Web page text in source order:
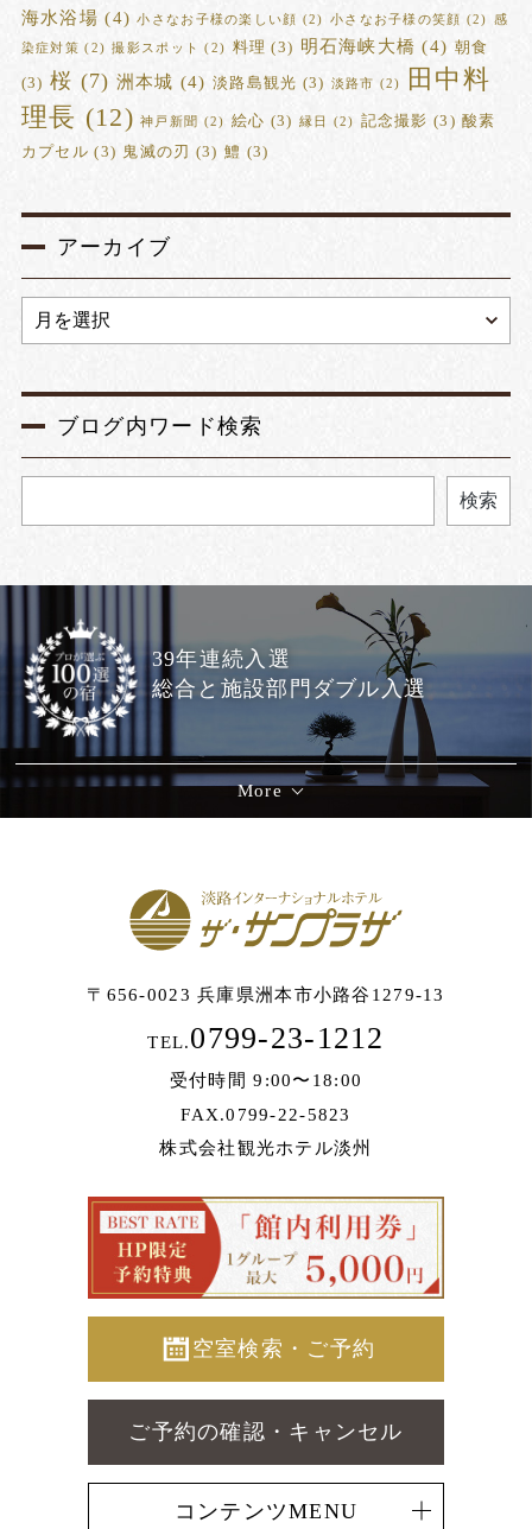
海水浴場 (4) 小さなお子様の楽しい顔 (2) 小さなお子様の笑顔 (2) 感
染症対策 (2) 撮影スポット (2) 料理 (3) 明石海峡大橋 (4) 朝食
(3) 桜 (7) 洲本城 (4) 淡路島観光 (3) 淡路市 (2)
田中料
理長 (12) 神戸新聞 (2) 絵心 (3) 縁日 (2) 記念撮影 (3) 酸素
カプセル (3) 鬼滅の刃 (3) 鱧 (3)
アーカイブ
ブログ内ワード検索
検索
39年連続入選
総合と施設部門ダブル入選
More
〒656-0023 兵庫県洲本市小路谷1279-13
TEL.0799-23-1212
受付時間 9:00〜18:00
FAX.0799-22-5823
株式会社観光ホテル淡州
空室検索・ご予約
ご予約の確認・キャンセル
コンテンツMENU